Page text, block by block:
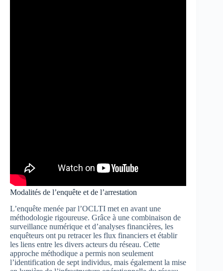
Modalités de l’enquête et de l’arrestation
L’enquête menée par l’OCLTI met en avant une
méthodologie rigoureuse. Grâce à une combinaison de
surveillance numérique et d’analyses financières, les
enquêteurs ont pu retracer les flux financiers et établir
les liens entre les divers acteurs du réseau. Cette
approche méthodique a permis non seulement
l’identification de sept individus, mais également la mise